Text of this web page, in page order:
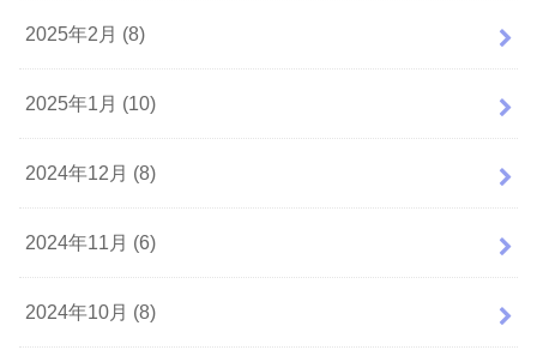
2025年2月 (8)
2025年1月 (10)
2024年12月 (8)
2024年11月 (6)
2024年10月 (8)